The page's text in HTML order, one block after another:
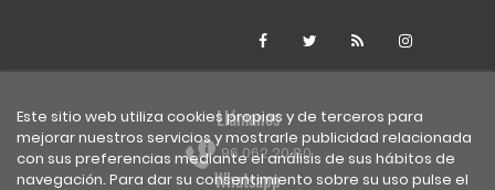
Este sitio web utiliza cookies propias y de terceros para
mejorar nuestros servicios y mostrarle publicidad relacionada
con sus preferencias mediante el análisis de sus hábitos de
navegación. Para dar su consentimiento sobre su uso pulse el
FacebookTwitter Rss
Llámanos
96 062 20 80
Whatsapp